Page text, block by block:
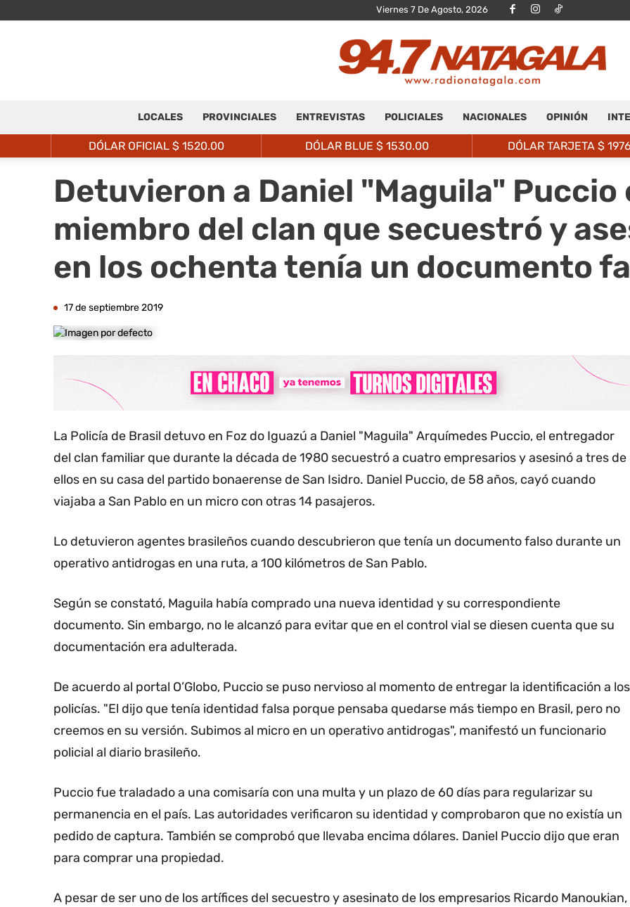
Viernes 7 De Agosto, 2026
Natagalá
LOCALES PROVINCIALES ENTREVISTAS POLICIALES NACIONALES OPINIÓN
DÓLAR OFICIAL $ 1520.00 DÓLAR BLUE $ 1530.00 DÓLAR TARJETA $
Detuvieron a Daniel "Maguila" Puccio
miembro del clan que secuestró y
en los ochenta tenía un documento
17 de septiembre 2019
La Policía de Brasil detuvo en Foz do Iguazú a Daniel "Maguila" Arquímedes Puccio, el entregador
del clan familiar que durante la década de 1980 secuestró a cuatro empresarios y asesinó a tres de
ellos en su casa del partido bonaerense de San Isidro. Daniel Puccio, de 58 años, cayó cuando
viajaba a San Pablo en un micro con otras 14 pasajeros.
Lo detuvieron agentes brasileños cuando descubrieron que tenía un documento falso durante un
operativo antidrogas en una ruta, a 100 kilómetros de San Pablo.
Según se constató, Maguila había comprado una nueva identidad y su correspondiente
documento. Sin embargo, no le alcanzó para evitar que en el control vial se diesen cuenta que su
documentación era adulterada.
De acuerdo al portal O’Globo, Puccio se puso nervioso al momento de entregar la identificación a los
policías. "El dijo que tenía identidad falsa porque pensaba quedarse más tiempo en Brasil, pero no
creemos en su versión. Subimos al micro en un operativo antidrogas", manifestó un funcionario
policial al diario brasileño.
Puccio fue traladado a una comisaría con una multa y un plazo de 60 días para regularizar su
permanencia en el país. Las autoridades verificaron su identidad y comprobaron que no existía un
pedido de captura. También se comprobó que llevaba encima dólares. Daniel Puccio dijo que eran
para comprar una propiedad.
A pesar de ser uno de los artífices del secuestro y asesinato de los empresarios Ricardo Manoukian,